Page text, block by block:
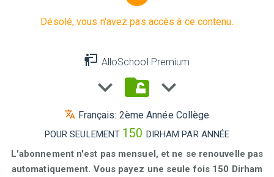
Désolé, vous n'avez pas accès à ce contenu.
AlloSchool Premium
Français: 2ème Année Collège
POUR SEULEMENT 150 DIRHAM PAR ANNÉE
L'abonnement n'est pas mensuel, et ne se renouvelle pas
automatiquement. Vous payez une seule fois 150 Dirham